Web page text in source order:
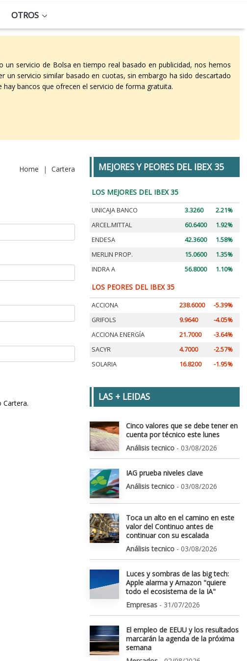
OTROS
un servicio de Bolsa en tiempo real basado en publicidad, nos hemos
un servicio similar basado en cuotas, sin embargo ha sido descartado
bancos que ofrecen el servicio de forma gratuita.
Home | Cartera
Cartera.
MEJORES Y PEORES DEL IBEX 35
LOS MEJORES DEL IBEX 35
UNICAJA BANCO 3.3260
2.21%
ARCEL.MITTAL
60.6400
1.92%
ENDESA
42.3600
1.58%
MERLIN PROP.
15.0600
1.35%
INDRA A
56.8000 1.10%
LOS PEORES DEL IBEX 35
ACCIONA 238.6000
-5.39%
GRIFOLS
9.9640
-4.05%
ACCIONA ENERGÍA
21.7000
-3.64%
SACYR
4.7000
-2.57%
SOLARIA
16.8200 -1.95%
LAS + LEIDAS
Cinco valores que se debe tener en
cuenta por técnico este lunes
Análisis tecnico - 03/08/2026
IAG prueba niveles clave
Análisis tecnico - 03/08/2026
Toca un alto en el camino en este
valor del Continuo antes de
continuar con su escalada
Análisis tecnico - 03/08/2026
Luces y sombras de las big tech:
Apple alarma y Amazon "quiere
todo el ecosistema de la IA"
Empresas - 31/07/2026
El empleo de EEUU y los resultados
marcarán la agenda de la próxima
semana